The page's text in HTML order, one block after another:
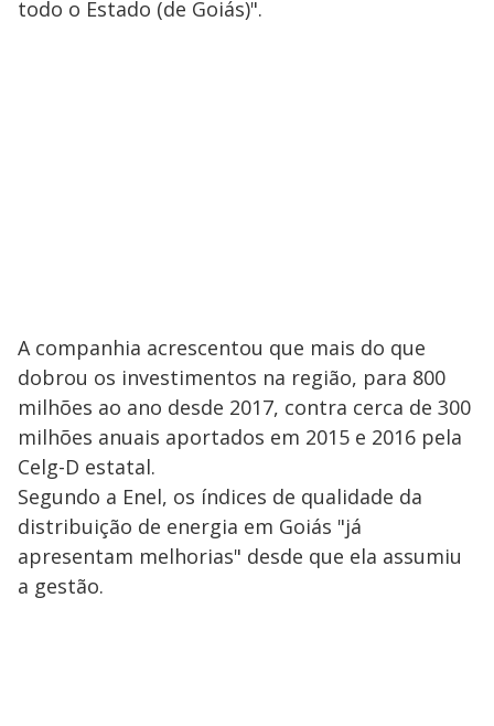
todo o Estado (de Goiás)".
A companhia acrescentou que mais do que
dobrou os investimentos na região, para 800
milhões ao ano desde 2017, contra cerca de 300
milhões anuais aportados em 2015 e 2016 pela
Celg-D estatal.
Segundo a Enel, os índices de qualidade da
distribuição de energia em Goiás "já
apresentam melhorias" desde que ela assumiu
a gestão.